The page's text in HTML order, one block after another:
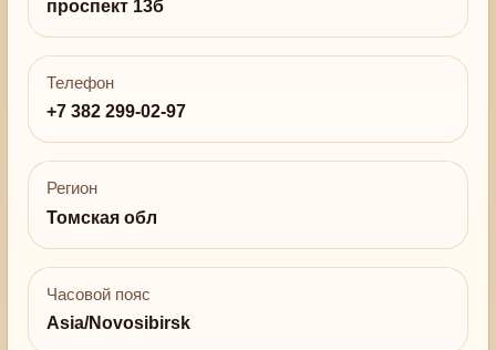
проспект 13б
Телефон
+7 382 299-02-97
Регион
Томская обл
Часовой пояс
Asia/Novosibirsk